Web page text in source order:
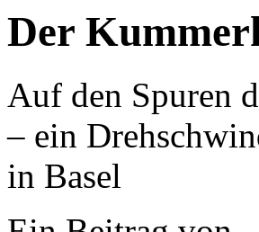
Der
Auf den Spuren
– ein
in Basel